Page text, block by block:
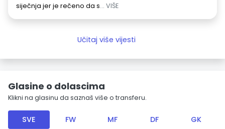
siječnja jer je rečeno da s... VIŠE
Učitaj više vijesti
Glasine o dolascima
Klikni na glasinu da saznaš više o transferu.
SVE FW MF DF GK